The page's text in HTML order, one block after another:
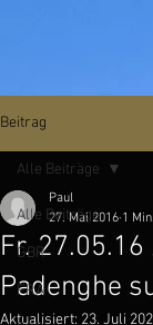
Beitrag
Alle Beiträge
GBR
FRA
Alle Beiträge
Fr.
Padenghe
Paul
27. Mai 2016 1
Aktualisiert: 23. Juli